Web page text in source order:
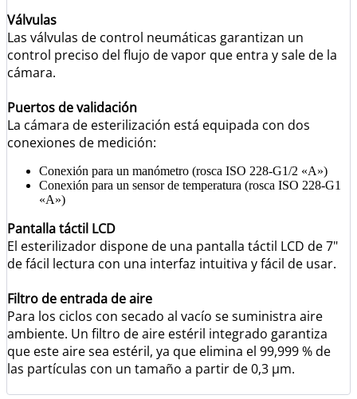
Válvulas
Las válvulas de control neumáticas garantizan un
control preciso del flujo de vapor que entra y sale de la
cámara.
Puertos de validación
La cámara de esterilización está equipada con dos
conexiones de medición:
Conexión para un manómetro (rosca ISO 228-G1/2 «A»)
Conexión para un sensor de temperatura (rosca ISO 228-G1
«A»)
Pantalla táctil LCD
El esterilizador dispone de una pantalla táctil LCD de 7"
de fácil lectura con una interfaz intuitiva y fácil de usar.
Filtro de entrada de aire
Para los ciclos con secado al vacío se suministra aire
ambiente. Un filtro de aire estéril integrado garantiza
que este aire sea estéril, ya que elimina el 99,999 % de
las partículas con un tamaño a partir de 0,3 µm.